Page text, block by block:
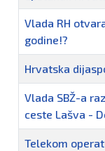
Vlada RH
godine!?
Hrvatska
Vlada SBŽ-a
ceste Lašva -
Telekom